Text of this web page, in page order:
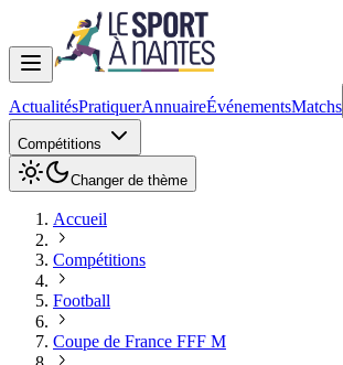
ActualitésPratiquerAnnuaireÉvénementsMatchs
Compétitions
Changer de thème
Accueil
Compétitions
Football
Coupe de France FFF M